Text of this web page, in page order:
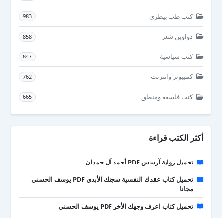
كتب طب بيطرى 983
دواوين شعر 858
كتب سياسية 847
كمبيوتر وانترنت 762
كتب فلسفة ومنطق 665
أكثر الكتب قراءة
تحميل رواية آرسس PDF أحمد آل حمدان
تحميل كتاب عقدك النفسية سجنك الأبدي PDF يوسف الحسني
مجانا
تحميل كتاب اعرف وجهك الأخر PDF يوسف الحسني